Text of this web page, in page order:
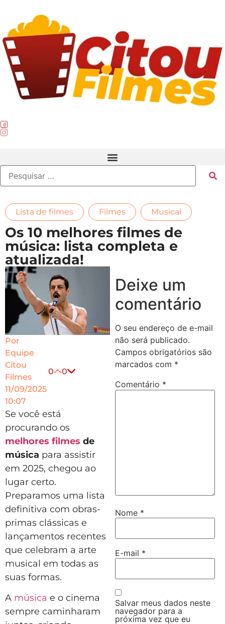
Lista de filmes Filmes Musical
Os 10 melhores filmes de
música: lista completa e
atualizada!
Por
Equipe
Citou
Filmes
11/09/2025
10:07
0
0
Se você está
procurando os
melhores filmes de
música para assistir
em 2025, chegou ao
lugar certo.
Preparamos uma lista
definitiva com obras-
primas clássicas e
lançamentos recentes
que celebram a arte
musical em todas as
suas formas.
A música e o cinema
sempre caminharam
Deixe um
comentário
O seu endereço de e-mail
não será publicado.
Campos obrigatórios são
marcados com *
Comentário *
Nome *
E-mail *
Salvar meus dados neste
navegador para a
próxima vez que eu